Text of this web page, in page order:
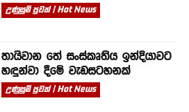
උණුසුම් පුවත් | Hot News
තායිවාන තේ සංස්කෘතිය ඉන්දියාවට
හඳුන්වා දීමේ වැඩසටහනක්
උණුසුම් පුවත් | Hot News